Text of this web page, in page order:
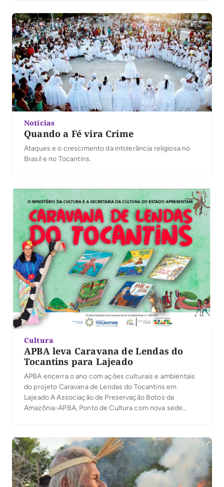
Notícias
Quando a Fé vira Crime
Ataques e o crescimento da intolerância religiosa no
Brasil e no Tocantins.
Cultura
APBA leva Caravana de Lendas do
Tocantins para Lajeado
APBA encerra o ano com ações culturais e ambientais
do projeto Caravana de Lendas do Tocantins em
Lajeado A Associação de Preservação Botos da
Amazônia-APBA, Ponto de Cultura com nova sede
promoção cultural, educação ambiental e valorização
da identidade regional. […]